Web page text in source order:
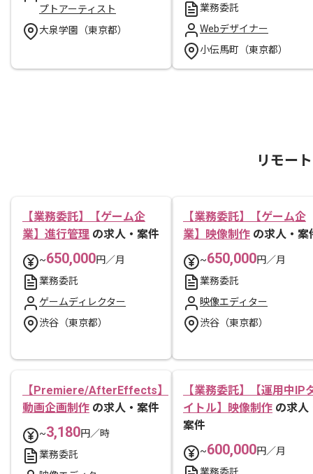
プトアーティスト
大泉学園（東京都）
業務委託
Webデザイナー
小伝馬町（東京都）
リモー
【業務委託】【ゲーム企
業】進行管理 の求人・案件
~650,000円／月
業務委託
ゲームディレクター
渋谷（東京都）
【業務委託】【ゲーム企
業】映像制作 の求人・案
~650,000円／月
業務委託
映像エディター
渋谷（東京都）
【Premiere/AfterEffects】
動画企画制作 の求人・案件
~3,180円／時
業務委託
【業務委託】【運用中IP
イトル】映像制作 の求人
案件
~600,000円／月
業務委託